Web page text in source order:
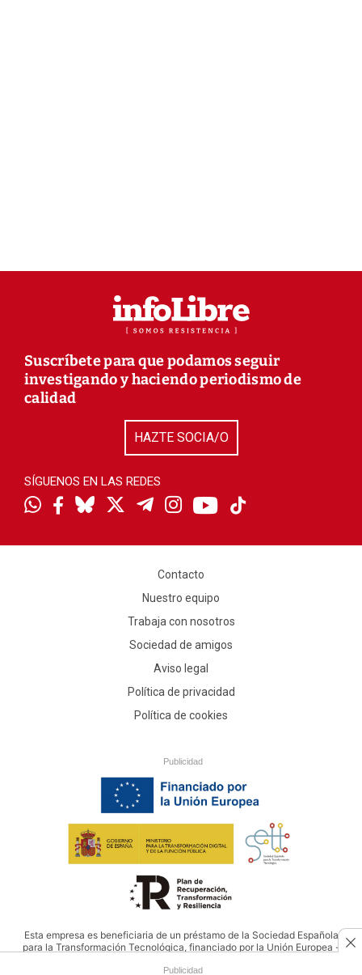
Publicidad
Suscríbete para que podamos seguir
investigando y haciendo periodismo de
calidad
HAZTE SOCIA/O
SÍGUENOS EN LAS REDES
Contacto
Nuestro equipo
Trabaja con nosotros
Sociedad de amigos
Aviso legal
Política de privacidad
Política de cookies
Publicidad
Esta empresa es beneficiaria de un préstamo de la Sociedad Española
para la Transformación Tecnológica, financiado por la Unión Europea -